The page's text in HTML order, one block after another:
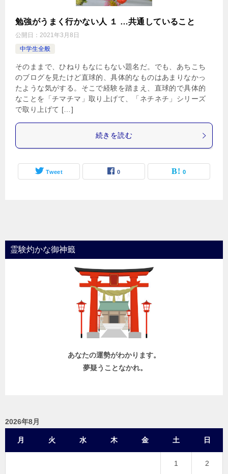
勉強がうまく行かない人 １ …共通していること
公開日： 2021年3月8日
中学生全般
そのままで、ひねりもなにもない題名だ。でも、あちこち
のブログを見たけど直球的、具体的なものはあまりなかっ
たような気がする。そこで経験を踏まえ、直球的で具体的
なことを「チマチマ」取り上げて、「ネチネチ」シリーズ
で取り上げて […]
続きを読む
Tweet 0 0
霊験灼かな御神籤
あなたの運勢がわかります。
夢疑うことなかれ。
2026年8月
月 火 水 木 金 土 日
1 2